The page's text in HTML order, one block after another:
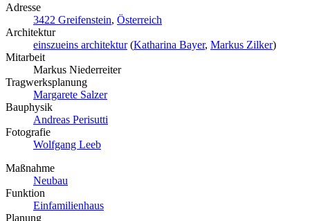
Adresse
3422 Greifenstein, Österreich
Architektur
einszueins architektur(Katharina Bayer, Markus Zilker)
Mitarbeit
Markus Niederreiter
Tragwerksplanung
Margarete Salzer
Bauphysik
Andreas Perisutti
Fotografie
Wolfgang Leeb
Maßnahme
Neubau
Funktion
Einfamilienhaus
Planung